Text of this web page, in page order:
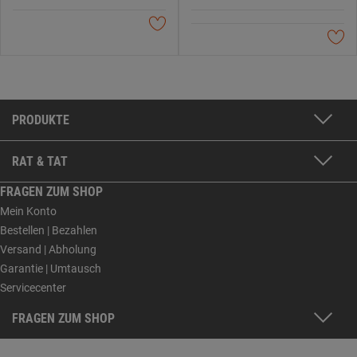
PRODUKTE
RAT & TAT
FRAGEN ZUM SHOP
Mein Konto
Bestellen | Bezahlen
Versand | Abholung
Garantie | Umtausch
Servicecenter
FRAGEN ZUM SHOP